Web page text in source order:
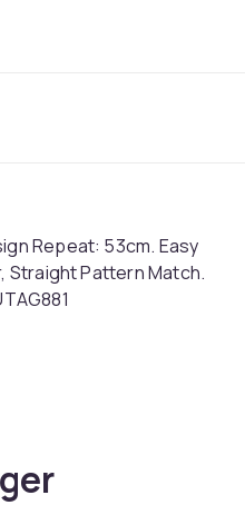
Repeat: 53cm. Easy
Straight Pattern Match.